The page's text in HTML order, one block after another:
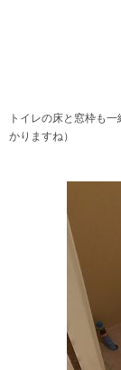
トイレの床と窓枠も
かりますね）